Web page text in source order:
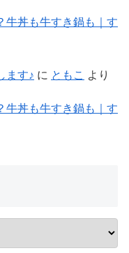
牛丼も牛すき鍋も｜す
ます♪ に ともこ より
牛丼も牛すき鍋も｜す